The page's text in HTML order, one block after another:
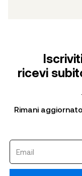
ricevi
Rimani